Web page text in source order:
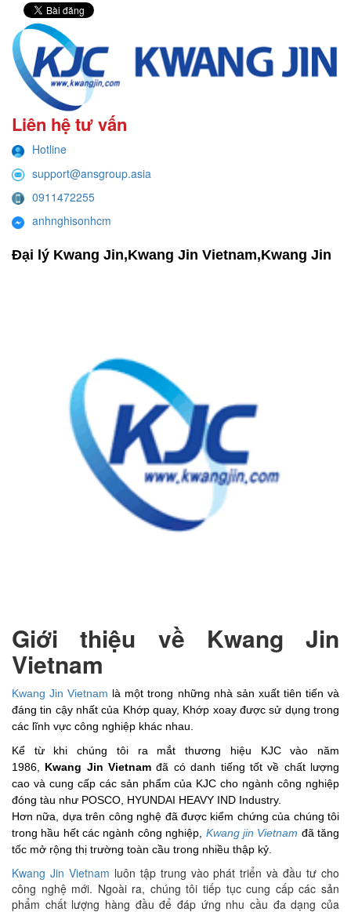
Liên hệ tư vấn
Hotline
support@ansgroup.asia
0911472255
anhnghisonhcm
Đại lý Kwang Jin,Kwang Jin Vietnam,Kwang Jin
Giới thiệu về Kwang Jin
Vietnam
Kwang Jin Vietnam là một trong những nhà sản xuất tiên tiến và
đáng tin cậy nhất của Khớp quay, Khớp xoay được sử dụng trong
các lĩnh vực công nghiệp khác nhau.
Kể từ khi chúng tôi ra mắt thương hiệu KJC vào năm
1986, Kwang Jin Vietnam đã có danh tiếng tốt về chất lượng
cao và cung cấp các sản phẩm của KJC cho ngành công nghiệp
đóng tàu như POSCO, HYUNDAI HEAVY IND Industry.
Hơn nữa, dựa trên công nghệ đã được kiểm chứng của chúng tôi
trong hầu hết các ngành công nghiệp, Kwang jin Vietnam đã tăng
tốc mở rộng thị trường toàn cầu trong nhiều thập kỷ.
Kwang Jin Vietnam luôn tập trung vào phát triển và đầu tư cho
công nghệ mới. Ngoài ra, chúng tôi tiếp tục cung cấp các sản
phẩm chất lượng hàng đầu để đáp ứng nhu cầu đa dạng của